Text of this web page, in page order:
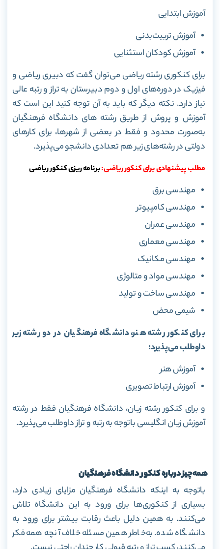
آموزش ابتدایی
آموزش تربیت‌بدنی
آموزش کودکان استثنایی
برای کنکوری‌ رشته ریاضی می‌توان گفت که دبیری ریاضی و
فیزیک در دوره‌های اول و دوم دبیرستان به تراز و رتبه عالی
نیاز دارد. نکته دیگر که باید به آن توجه کنید این است که
آموزش و پروش از طریق رشته های دانشگاه فرهنگیان
به‌صورت محدود و فقط در بعضی از شهر‌ها، برای کار‌های
دولتی در رشته‌های زیر هم تعدادی دانشجو می‌پذیرد.
مطلب پیشنهادی برای کنکور ریاضی:برنامه ریزی کنکور ریاضی
مهندسی برق
مهندسی کامپیوتر
مهندسی عمران
مهندسی معماری
مهندسی مکانیک
مهندسی مواد و متالوژی
مهندسی ساخت و تولید
شیمی محض
برای کنکور رشته هنر، دانشگاه فرهنگیان در دو رشته زیر
داوطلب می‌پذیرد:
آموزش هنر
آموزش ارتباط تصویری
و برای کنکور رشته زبان، دانشگاه فرهنگیان فقط در رشته
آموزش زبان انگلیسی باتوجه به رتبه و تراز داوطلب می‌پذیرد.
همهچیز درباره کنکور دانشگاه فرهنگیان
باتوجه به اینکه دانشگاه فرهنگیان مزایای زیادی دارد،
بسیاری از کنکوری‌ها برای ورود به این دانشگاه تلاش
می‌کنند. به همین دلیل باعث رقابت بیشتر برای ورود به
دانشگاه شده. به‌خاطر همین مسئله خلاف آنچه همه فکر